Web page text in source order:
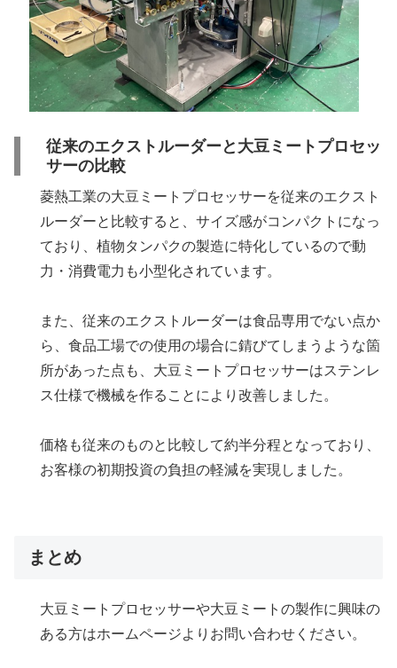
従来のエクストルーダーと大豆ミートプロセッ
サーの比較
菱熱工業の大豆ミートプロセッサーを従来のエクスト
ルーダーと比較すると、サイズ感がコンパクトになっ
ており、植物タンパクの製造に特化しているので動
力・消費電力も小型化されています。
また、従来のエクストルーダーは食品専用でない点か
ら、食品工場での使用の場合に錆びてしまうような箇
所があった点も、大豆ミートプロセッサーはステンレ
ス仕様で機械を作ることにより改善しました。
価格も従来のものと比較して約半分程となっており、
お客様の初期投資の負担の軽減を実現しました。
まとめ
大豆ミートプロセッサーや大豆ミートの製作に興味の
ある方はホームページよりお問い合わせください。